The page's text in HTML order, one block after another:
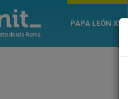
PAPA LEÓN XIV